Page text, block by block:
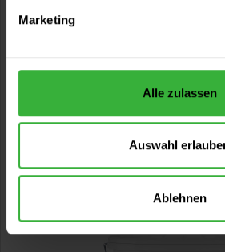
Marketing
Alle zulassen
Auswahl
Ablehnen
Nachfolger von Dolomit Trend -
5 Liter